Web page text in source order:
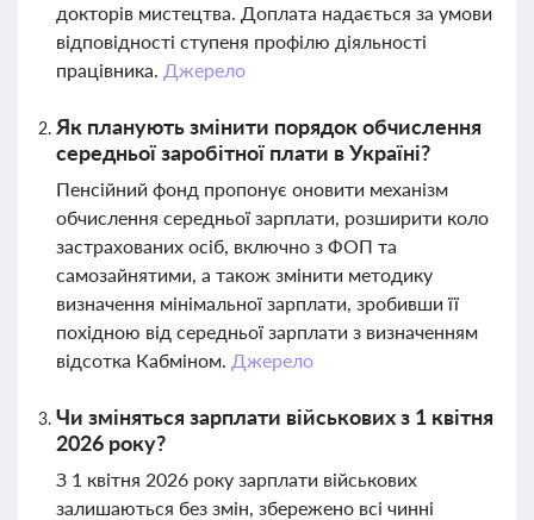
докторів мистецтва. Доплата надається за умови
відповідності ступеня профілю діяльності
працівника. Джерело
Як планують змінити порядок обчислення
середньої заробітної плати в Україні?
Пенсійний фонд пропонує оновити механізм
обчислення середньої зарплати, розширити коло
застрахованих осіб, включно з ФОП та
самозайнятими, а також змінити методику
визначення мінімальної зарплати, зробивши її
похідною від середньої зарплати з визначенням
відсотка Кабміном. Джерело
Чи зміняться зарплати військових з 1 квітня
2026 року?
З 1 квітня 2026 року зарплати військових
залишаються без змін, збережено всі чинні